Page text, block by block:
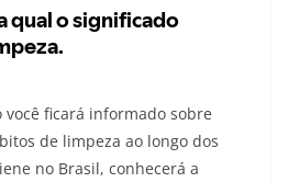
você ficará informado sobre
de limpeza ao longo dos
no Brasil, conhecerá a